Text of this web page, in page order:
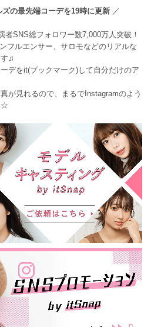
ズの最先端コーデを19時に更新 ／
者SNS総フォロワー数7,000万人突破！
フルエンサー、サロモなどのリアルな
♫
デをit(ブックマーク)して自分だけのア
が見れるので、まるでInstagramのよう
☆